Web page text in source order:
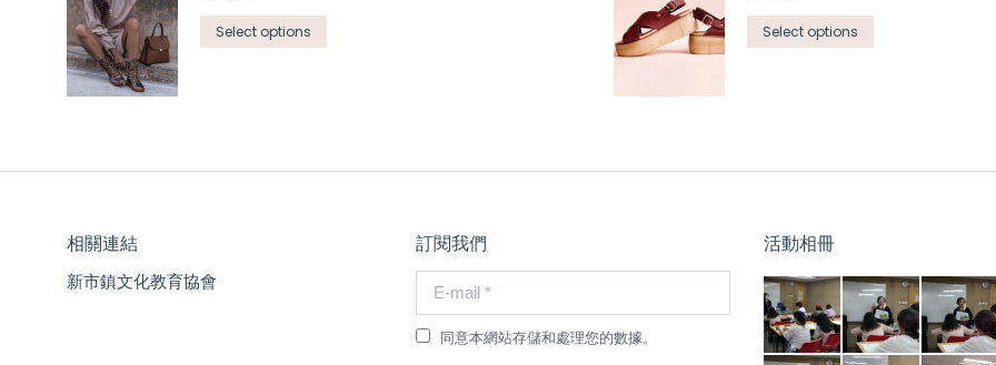
Select options Select options
相關連結
新市鎮文化教育協會
訂閱我們
E-mail *
同意本網站存儲和處理您的數據。
活動相冊